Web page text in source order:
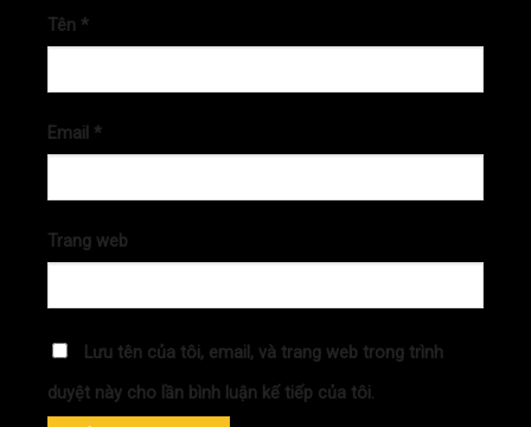
Tên *
Email *
Trang web
Lưu tên của tôi, email, và trang web trong trình
duyệt này cho lần bình luận kế tiếp của tôi.